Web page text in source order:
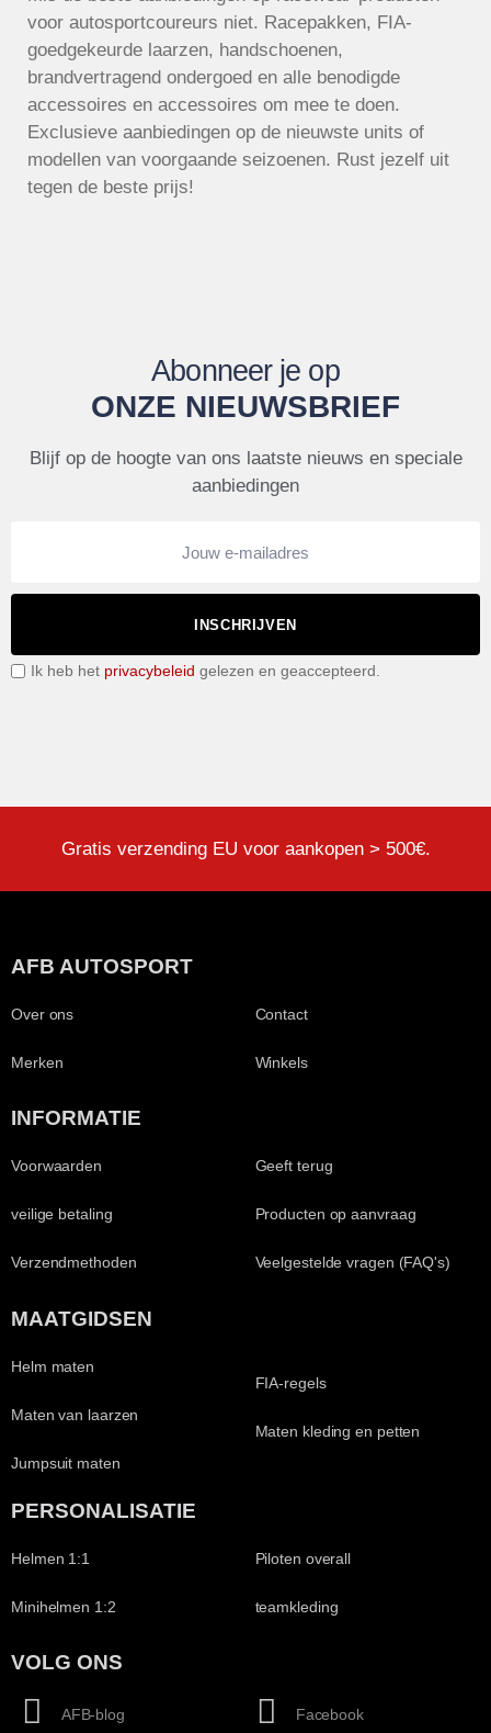
voor autosportcoureurs niet. Racepakken, FIA-
goedgekeurde laarzen, handschoenen,
brandvertragend ondergoed en alle benodigde
accessoires en accessoires om mee te doen.
Exclusieve aanbiedingen op de nieuwste units of
modellen van voorgaande seizoenen. Rust jezelf uit
tegen de beste prijs!
Abonneer je op
ONZE NIEUWSBRIEF
Blijf op de hoogte van ons laatste nieuws en speciale
aanbiedingen
INSCHRIJVEN
Ik heb het privacybeleid gelezen en geaccepteerd.
Gratis verzending EU voor aankopen > 500€.
AFB AUTOSPORT
Over ons
Merken
Contact
Winkels
INFORMATIE
Voorwaarden
veilige betaling
Verzendmethoden
Geeft terug
Producten op aanvraag
Veelgestelde vragen (FAQ's)
MAATGIDSEN
Helm maten
Maten van laarzen
Jumpsuit maten
FIA-regels
Maten kleding en petten
PERSONALISATIE
Helmen 1:1
Minihelmen 1:2
Piloten overall
teamkleding
VOLG ONS
AFB-blog Facebook